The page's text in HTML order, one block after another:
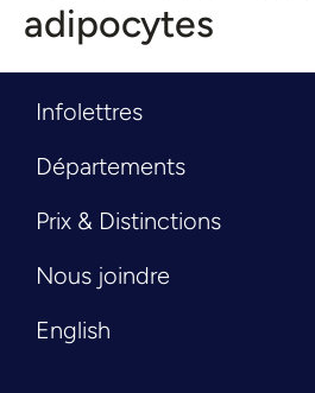
adipocytes
Infolettres
Départements
Prix & Distinctions
Nous joindre
English